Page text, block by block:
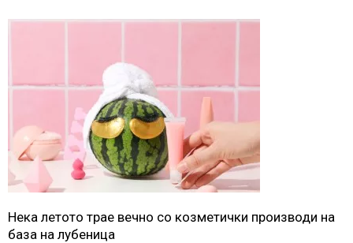
Нека летото трае вечно со козметички производи на
база на лубеница